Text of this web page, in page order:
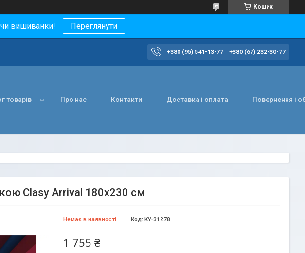
Кошик
чи вишиванки! Переглянути
+380 (95) 541-13-77 +380 (67) 232-30-77
товарів Про нас Контакти Доставка і оплата Повернення і
Clasy Arrival 180х230 см
Немає в наявності Код: KY-31278
1 755 ₴